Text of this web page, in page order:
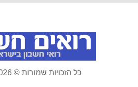
כל הזכויות שמורות © 2020-2026